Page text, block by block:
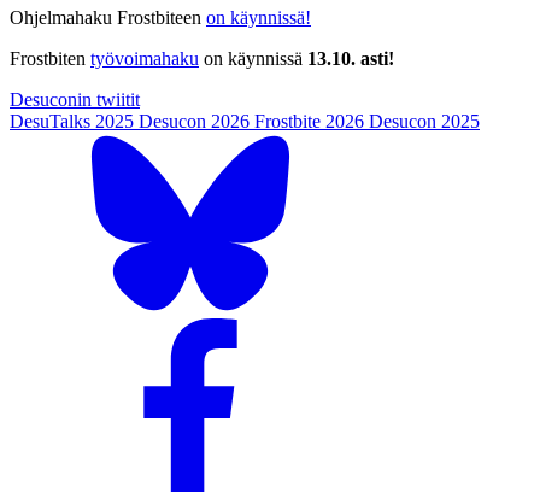
Ohjelmahaku Frostbiteen on käynnissä!
Frostbiten työvoimahaku on käynnissä 13.10. asti!
Desuconin twiitit
DesuTalks 2025 Desucon 2026 Frostbite 2026 Desucon 2025